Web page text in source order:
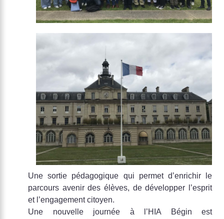
Une sortie pédagogique qui permet d’enrichir le
parcours avenir des élèves, de développer l’esprit
et l’engagement citoyen.
Une nouvelle journée à l’HIA Bégin est